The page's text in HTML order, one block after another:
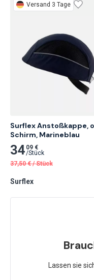
Lassen sie
Versand 3 Tage
Surflex Anstoßkappe,
Schirm, Marineblau
34 09 €
/Stück
37,50 € /Stück
Surflex